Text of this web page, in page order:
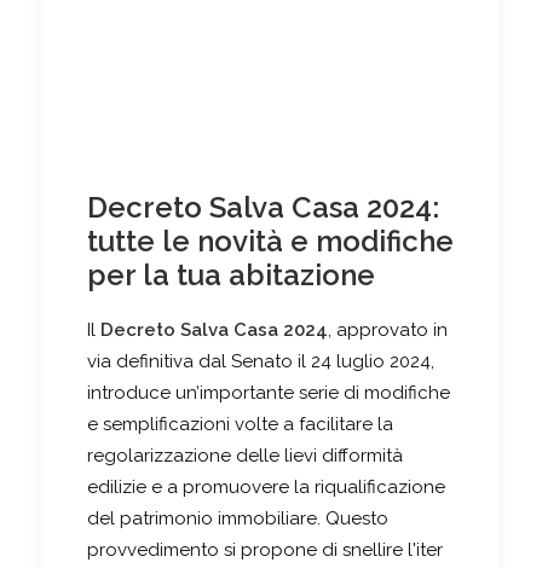
Decreto Salva Casa 2024:
tutte le novità e modifiche
per la tua abitazione
Il Decreto Salva Casa 2024, approvato in
via definitiva dal Senato il 24 luglio 2024,
introduce un’importante serie di modifiche
e semplificazioni volte a facilitare la
regolarizzazione delle lievi difformità
edilizie e a promuovere la riqualificazione
del patrimonio immobiliare. Questo
provvedimento si propone di snellire l'iter